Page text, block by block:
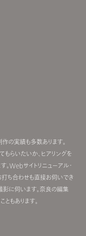
の実績も多数あります。
もらいたいか、ヒアリングを
。Webサイトリニューアル・
打ち合わせも直接お伺いでき
影に伺います。奈良の編集
もあります。